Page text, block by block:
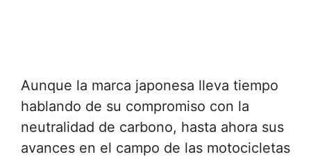
Aunque la marca japonesa lleva tiempo
hablando de su compromiso con la
neutralidad de carbono, hasta ahora sus
avances en el campo de las motocicletas